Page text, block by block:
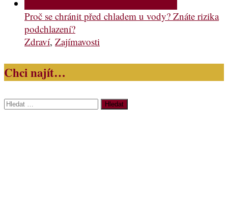
Proč se chránit před chladem u vody? Znáte rizika
podchlazení?
Zdraví, Zajímavosti
Chci najít…
Vyhledávání